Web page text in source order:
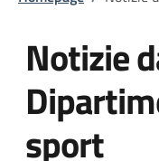
Notizie
sport